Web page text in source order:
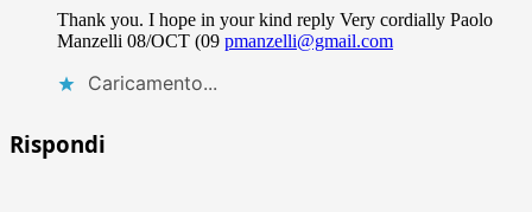
Thank you. I hope in your kind reply Very cordially Paolo
Manzelli 08/OCT (09 pmanzelli@gmail.com
Caricamento...
Rispondi